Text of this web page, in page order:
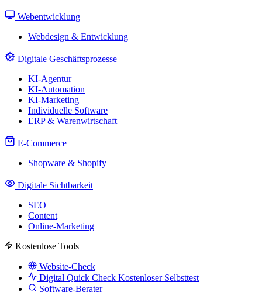
Webentwicklung
Webdesign & Entwicklung
Digitale Geschäftsprozesse
KI-Agentur
KI-Automation
KI-Marketing
Individuelle Software
ERP & Warenwirtschaft
E-Commerce
Shopware & Shopify
Digitale Sichtbarkeit
SEO
Content
Online-Marketing
Kostenlose Tools
Website-Check
Digital Quick Check Kostenloser Selbsttest
Software-Berater